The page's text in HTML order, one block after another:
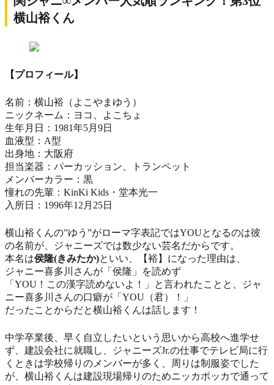
横山裕くん
【プロフィール】
名前：横山裕（よこやまゆう）
ニックネーム：ヨコ、よこちょ
生年月日：1981年5月9日
血液型：A型
出身地：大阪府
担当楽器：パーカッション、トランペット
メンバーカラー：黒
憧れの先輩：KinKi Kids・堂本光一
入所日：1996年12月25日
横山裕くんの”ゆう”がローマ字表記ではYOUとなるのは彼
の名前が、ジャニーズでは数少ない芸名だからです。
本名は侯隆(きみたか)といい、【裕】になった理由は、
ジャニー喜多川さんが「侯隆」を読めず
「YOU！この漢字読めないよ！」と言われたことと、ジャ
ニー喜多川さんの口癖が「YOU（君）！」
だったことからだと横山裕くんは話します！
中学卒業後、早く自立したいという思いから高校へ進学せ
ず、建設会社に就職し、ジャニーズJr.の仕事でテレビ局に行
くときは学校帰りのメンバーが多く、周りは制服姿でした
が、横山裕くんは建設現場帰りのためニッカポッカで通って